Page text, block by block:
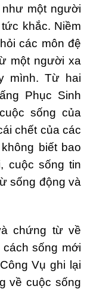
một người
khắc. Niềm
các môn đệ
một người xa
mình. Từ hai
Phục Sinh
sống của
chết của các
biết bao
cuộc sống tin
sống động và
chứng từ về
sống mới
Vụ ghi lại
về cuộc sống